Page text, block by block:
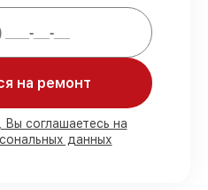
для холодильников
поставляются
на ремонт
Вы соглашаетесь на
данных